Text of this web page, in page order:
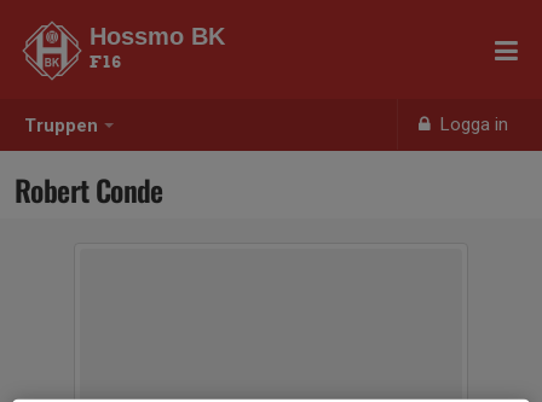
Truppen Logga in
Hossmo BK
F16
Robert Conde